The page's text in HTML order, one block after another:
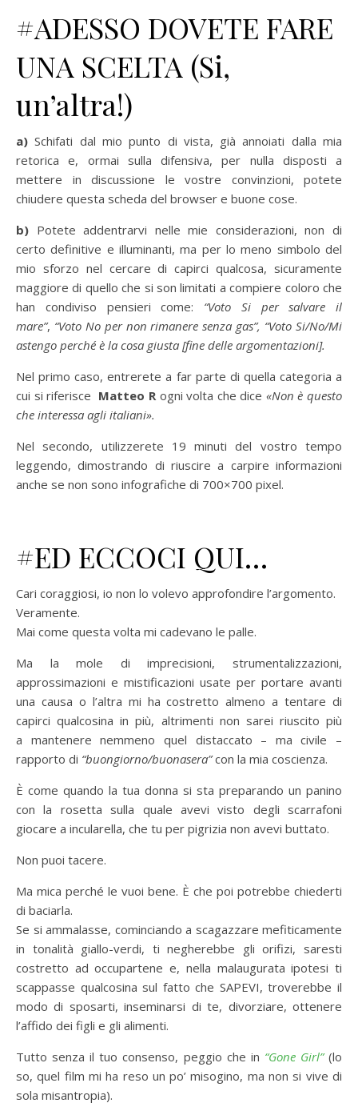
#ADESSO DOVETE FARE
UNA SCELTA (Si,
un’altra!)
a) Schifati dal mio punto di vista, già annoiati dalla mia
retorica e, ormai sulla difensiva, per nulla disposti a
mettere in discussione le vostre convinzioni, potete
chiudere questa scheda del browser e buone cose.
b) Potete addentrarvi nelle mie considerazioni, non di
certo definitive e illuminanti, ma per lo meno simbolo del
mio sforzo nel cercare di capirci qualcosa, sicuramente
maggiore di quello che si son limitati a compiere coloro che
han condiviso pensieri come: “Voto Si per salvare il
mare”, “Voto No per non rimanere senza gas”, “Voto Si/No/Mi
astengo perché è la cosa giusta [fine delle argomentazioni].
Nel primo caso, entrerete a far parte di quella categoria a
cui si riferisce Matteo R ogni volta che dice «Non è questo
che interessa agli italiani».
Nel secondo, utilizzerete 19 minuti del vostro tempo
leggendo, dimostrando di riuscire a carpire informazioni
anche se non sono infografiche di 700×700 pixel.
#ED ECCOCI QUI…
Cari coraggiosi, io non lo volevo approfondire l’argomento.
Veramente.
Mai come questa volta mi cadevano le palle.
Ma la mole di imprecisioni, strumentalizzazioni,
approssimazioni e mistificazioni usate per portare avanti
una causa o l’altra mi ha costretto almeno a tentare di
capirci qualcosina in più, altrimenti non sarei riuscito più
a mantenere nemmeno quel distaccato – ma civile –
rapporto di “buongiorno/buonasera”con la mia coscienza.
È come quando la tua donna si sta preparando un panino
con la rosetta sulla quale avevi visto degli scarrafoni
giocare a incularella, che tu per pigrizia non avevi buttato.
Non puoi tacere.
Ma mica perché le vuoi bene. È che poi potrebbe chiederti
di baciarla.
Se si ammalasse, cominciando a scagazzare mefiticamente
in tonalità giallo-verdi, ti negherebbe gli orifizi, saresti
costretto ad occupartene e, nella malaugurata ipotesi ti
scappasse qualcosina sul fatto che SAPEVI, troverebbe il
modo di sposarti, inseminarsi di te, divorziare, ottenere
l’affido dei figli e gli alimenti.
Tutto senza il tuo consenso, peggio che in “Gone Girl” (lo
so, quel film mi ha reso un po’ misogino, ma non si vive di
sola misantropia).